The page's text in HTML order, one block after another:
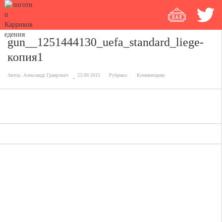
gun__1251444130_uefa_standard_liege-
копия1
Автор: Александр Граирович 23.09.2015 Рубрика: Комментарии